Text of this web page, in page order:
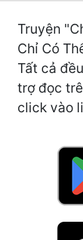
Khoa Huyễn
Kinh Dị
Kiếm Hiệp
Truyện
Chỉ Có
Tất cả
trợ đọc
click vào